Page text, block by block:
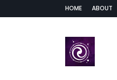
HOME ABOUT